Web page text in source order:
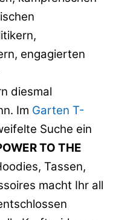
engagierten
diesmal
Im Garten T-
Suche ein
TO THE
Tassen,
macht Ihr all